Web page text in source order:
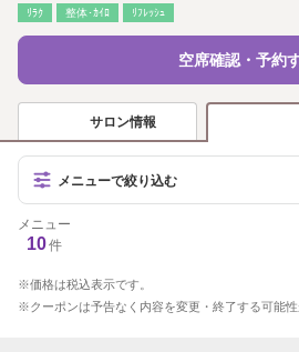
ﾘﾗｸ 整体･ｶｲﾛ ﾘﾌﾚｯｼｭ
空席確認・予約
サロン情報
メニューで絞り込む
メニュー
10件
価格は税込表示です。
クーポンは予告なく内容を変更・終了する可能性